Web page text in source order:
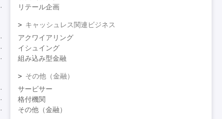
リテール企画
キャッシュレス関連ビジネス
アクワイアリング
イシュイング
組み込み型金融
その他（金融）
サービサー
格付機関
その他（金融）